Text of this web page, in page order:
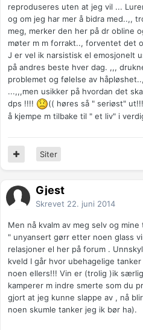
reproduseres uten at jeg vil ...
og om jeg har mer å bidra med..,,
meg, merker den her på dr obline
møter m m forrakt.., forventet det
J er vel ik narsistisk el emosjonelt
på andres beste hver dag. ,,,
problemet og følelse av
...,,,men usikker på hvordan det
dps !!!!
(( høres så " seriøst" ut!!!
å kjempe m tilbake til " et liv" i
Siter
Gjest
Skrevet 22. juni 2014
Men nå kvalm av meg selv og
" unyansert gørr etter noen glass
relasjoner el her på forum .
kveld I går hvor ubehagelige
noen ellers!!! Vin er (trolig )ik
kamperer m indre smerte som du
gjort at jeg kunne slappe av , nå
noen skumle tanker jeg ik bør ha).